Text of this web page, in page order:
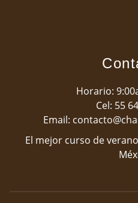
Horario:
Cel: 55
Email:
El mejor curso de